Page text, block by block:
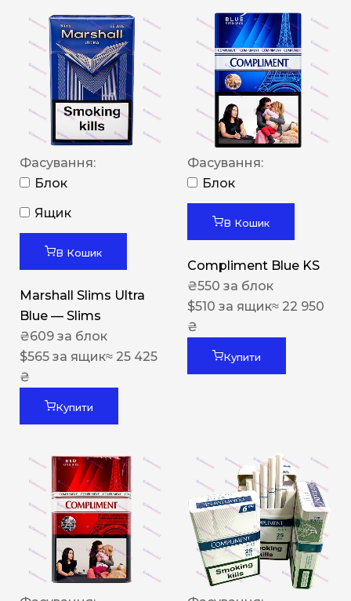
Фасування:
Блок
Ящик
В Кошик
Marshall Slims Ultra
Blue — Slims
₴609 за блок
$565 за ящик≈ 25 425
₴
Купити
Фасування:
Блок
В Кошик
Compliment Blue KS
₴550 за блок
$510 за ящик≈ 22 950
₴
Купити